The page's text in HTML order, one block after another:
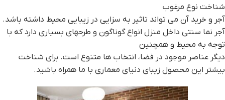
شناخت نوع مرغوب
آجر و خرید آن می تواند تاثیر به سزایی در زیبایی محیط داشته باشد.
آجر نما سنتی داخل منزل انواع گوناگون و طرحهای بسیاری دارد که با
توجه به محیط و همچنین
دیگر عناصر موجود در فضا، انتخاب ها متنوع است. برای شناخت
بیشتر این محصول زیبای دنیای معماری با ما همراه باشید.